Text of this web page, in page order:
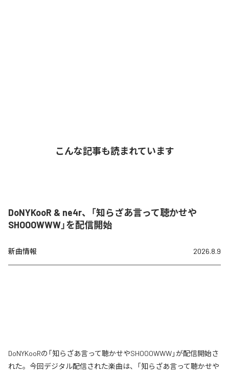
こんな記事も読まれています
DoNYKooR & ne4r、「知らざあ言って聴かせや
SHOOOWWW」を配信開始
新曲情報 2026.8.9
DoNYKooRの「知らざあ言って聴かせやSHOOOWWW」が配信開始さ
れた。今回デジタル配信された楽曲は、「知らざあ言って聴かせや